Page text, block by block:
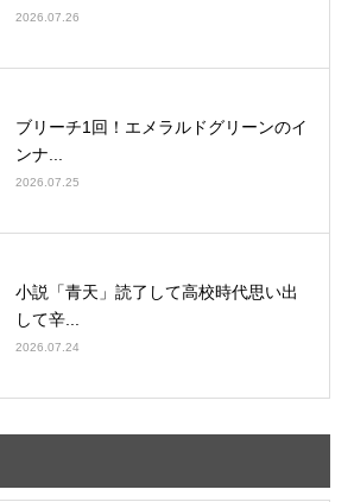
2026.07.26
ブリーチ1回！エメラルドグリーンのイ
ンナ...
2026.07.25
小説「青天」読了して高校時代思い出
して辛...
2026.07.24